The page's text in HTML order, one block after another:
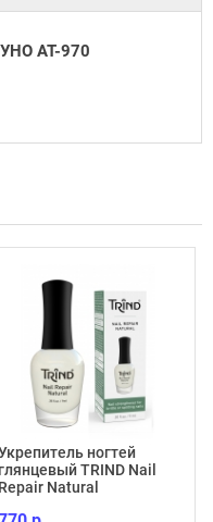
AT-970
ногтей
глянцевый TRIND Nail
Repair Natural